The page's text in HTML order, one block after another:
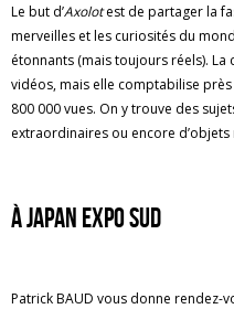
Le but d’Axolotest de partager la
merveilles et les curiosités du
étonnants (mais toujours réels).
vidéos, mais elle comptabilise
800 000 vues. On y trouve des
extraordinaires ou encore d’objets
À Japan Expo Sud
Patrick BAUD vous donne rendez-